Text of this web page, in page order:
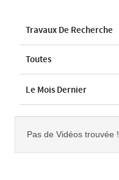
Travaux De Recherche
Toutes
Le Mois Dernier
Pas de Vidéos trouvée !